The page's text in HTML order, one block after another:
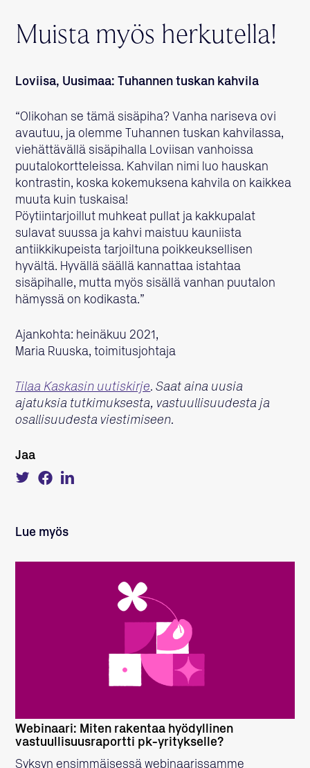
Muista myös herkutella!
Loviisa, Uusimaa: Tuhannen tuskan kahvila
“Olikohan se tämä sisäpiha? Vanha nariseva ovi
avautuu, ja olemme Tuhannen tuskan kahvilassa,
viehättävällä sisäpihalla Loviisan vanhoissa
puutalokortteleissa. Kahvilan nimi luo hauskan
kontrastin, koska kokemuksena kahvila on kaikkea
muuta kuin tuskaisa!
Pöytiintarjoillut muhkeat pullat ja kakkupalat
sulavat suussa ja kahvi maistuu kauniista
antiikkikupeista tarjoiltuna poikkeuksellisen
hyvältä. Hyvällä säällä kannattaa istahtaa
sisäpihalle, mutta myös sisällä vanhan puutalon
hämyssä on kodikasta.”
Ajankohta: heinäkuu 2021,
Maria Ruuska, toimitusjohtaja
Tilaa Kaskasin uutiskirje. Saat aina uusia
ajatuksia tutkimuksesta, vastuullisuudesta ja
osallisuudesta viestimiseen.
Jaa
Tweet
about
Share
on
Lue myös
LUE LISÄÄ
Webinaari: Miten rakentaa hyödyllinen
vastuullisuusraportti pk-yritykselle?
Syksyn ensimmäisessä webinaarissamme